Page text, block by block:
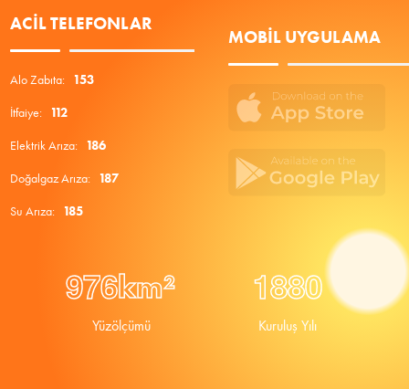
ACIL TELEFONLAR
Alo Zabıta: 153
İtfaiye: 112
Elektrik Arıza: 186
Doğalgaz Arıza: 187
Su Arıza: 185
MOBIL UYGULAMA
976km²
Yüzölçümü
1880
Kuruluş Yılı